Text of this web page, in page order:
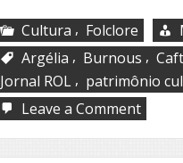
Cultura , Folclore
Argélia , Burnous ,
Jornal ROL , patrimônio
Leave a Commenton
Traje